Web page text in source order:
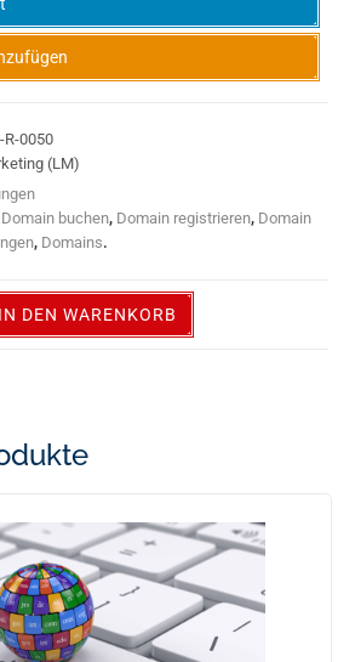
R-0050
(LM)
Domain buchen, Domain registrieren, Domain
, Domains.
IN DEN WARENKORB